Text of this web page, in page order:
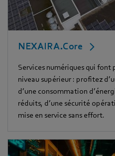
NEXAIRA.Core
Services numériques qui
niveau supérieur : profitez
d’une consommation
réduits, d’une sécurité
mise en service sans effort.